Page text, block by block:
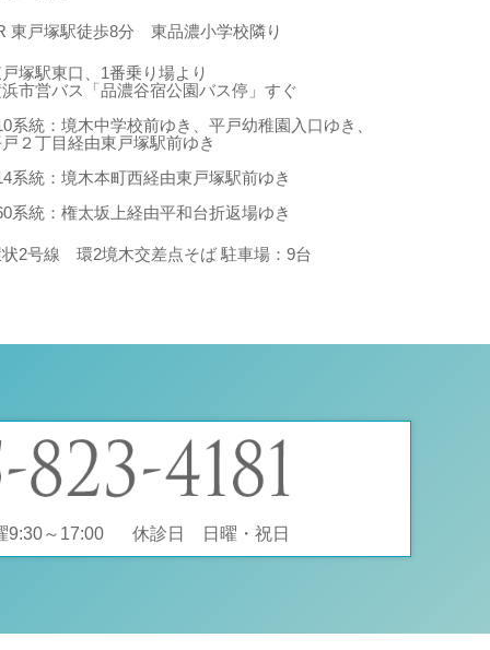
東戸塚駅徒歩8分 東品濃小学校隣り
塚駅東口、1番乗り場より
市営バス「品濃谷宿公園バス停」すぐ
系統：境木中学校前ゆき、平戸幼稚園入口ゆき、
２丁目経由東戸塚駅前ゆき
系統：境木本町西経由東戸塚駅前ゆき
系統：権太坂上経由平和台折返場ゆき
2号線 環2境木交差点そば 駐車場：9台
9:30～17:00 休診日 日曜・祝日